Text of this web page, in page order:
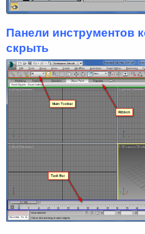
Панели инструментов
скрыть